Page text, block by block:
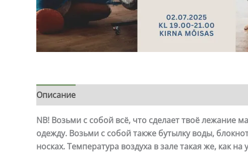
Описание
NB! Возьми с собой всё, что сделает твоё
одежду. Возьми с собой также бутылку воды,
носках. Температура воздуха в зале такая же, как на